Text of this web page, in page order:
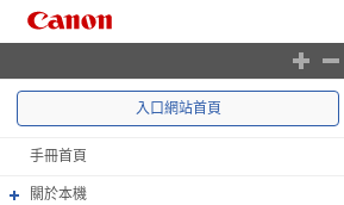
入口網站首頁
手冊首頁
關於本機